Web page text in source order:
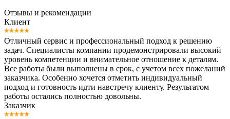
Отзывы и рекомендации
Клиент
Отличный сервис и профессиональный подход к решению
задач. Специалисты компании продемонстрировали высокий
уровень компетенции и внимательное отношение к деталям.
Все работы были выполнены в срок, с учетом всех пожеланий
заказчика. Особенно хочется отметить индивидуальный
подход и готовность идти навстречу клиенту. Результатом
работы остались полностью довольны.
Заказчик